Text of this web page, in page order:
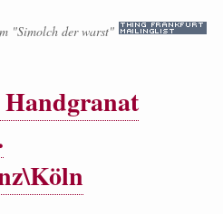
"Simolch der warst"